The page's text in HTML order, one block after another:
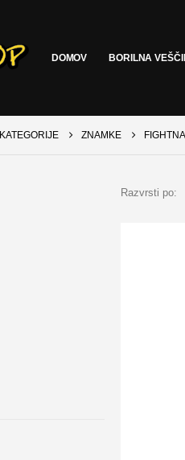
DOMOV BORILNA
KATEGORIJE ZNAMKE
Razvrsti po: